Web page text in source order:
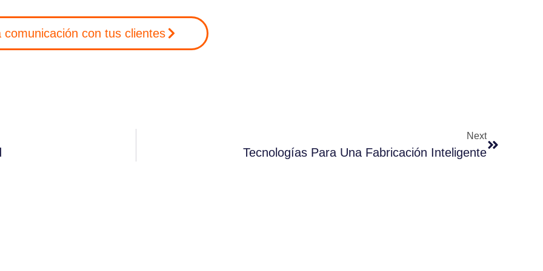
con tus clientes
Next
Tecnologías Para Una Fabricación Inteligente